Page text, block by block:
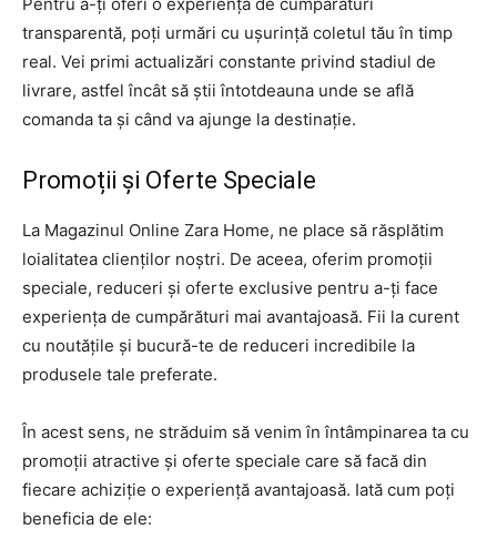
Pentru a-ți oferi o experiență de cumpărături
transparentă, poți urmări cu ușurință coletul tău în timp
real. Vei primi actualizări constante privind stadiul de
livrare, astfel încât să știi întotdeauna unde se află
comanda ta și când va ajunge la destinație.
Promoții și Oferte Speciale
La Magazinul Online Zara Home, ne place să răsplătim
loialitatea clienților noștri. De aceea, oferim promoții
speciale, reduceri și oferte exclusive pentru a-ți face
experiența de cumpărături mai avantajoasă. Fii la curent
cu noutățile și bucură-te de reduceri incredibile la
produsele tale preferate.
În acest sens, ne străduim să venim în întâmpinarea ta cu
promoții atractive și oferte speciale care să facă din
fiecare achiziție o experiență avantajoasă. Iată cum poți
beneficia de ele: